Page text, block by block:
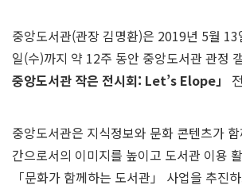
중앙도서관(관장 김명환)은 2019년 5월
일(수)까지 약 12주 동안 중앙도서관 관정
중앙도서관 작은 전시회: Let’s Elope」
중앙도서관은 지식정보와 문화 콘텐츠가
간으로서의 이미지를 높이고 도서관 이용
「문화가 함께하는 도서관」 사업을 추진